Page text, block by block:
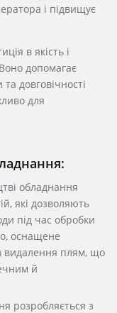
і підвищує
в якість і
допомагає
довговічності
для
обладнання
які дозволяють
під час обробки
оснащене
видалення плям, що
й
розробляється з